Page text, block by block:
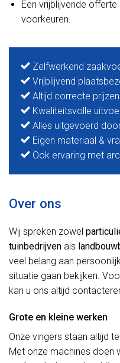
Een vrijblijvende
voorkeuren.
Zelfwerkend
Vrijblijvend
Altijd correcte prijzen
Kwaliteitsvolle
Alles uitgevoerd
Eigen materiaal &
Ook ervaring met
Over ons
Wij spreken zowel
tuinbedrijven als
veel belang aan
situatie gaan bekijken.
kan u ons altijd
Grote en kleine werken
Onze vingers staan altijd
Met onze machines doen